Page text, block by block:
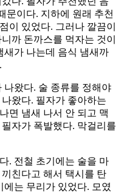
문이다. 지하에 원래 추천
이 있었다. 그러나 깔끔이
까 돈까스를 먹자는 것이
새가 나는데 음식 냄새까
나왔다. 술 종류를 정해야
왔다. 필자가 좋아하는
면 냄새 나서 안 되고 맥
자가 폭발했다. 막걸리를
. 전철 초기에는 술을 마
친다고 해서 택시를 탄
는 무리가 있었다. 모였